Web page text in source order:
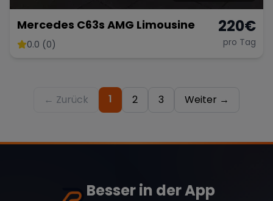
Mercedes C63s AMG Limousine
0.0 (0)
220€
pro Tag
← Zurück 1 2 3 Weiter →
Besser in der App